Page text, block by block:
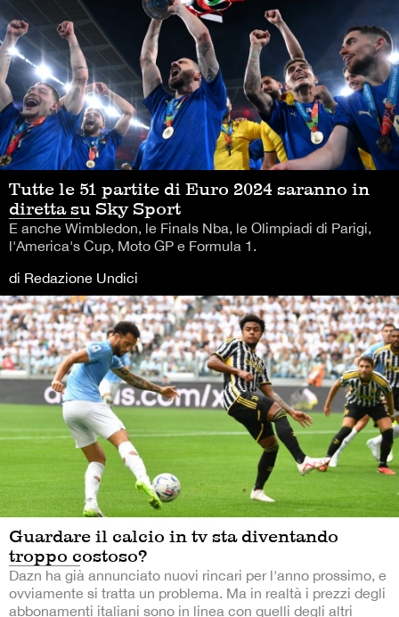
Tutte le 51 partite di Euro 2024 saranno in
diretta su Sky Sport
E anche Wimbledon, le Finals Nba, le Olimpiadi di Parigi,
l'America's Cup, Moto GP e Formula 1.
di Redazione Undici
Guardare il calcio in tv sta diventando
troppo costoso?
Dazn ha già annunciato nuovi rincari per l'anno prossimo, e
ovviamente si tratta un problema. Ma in realtà i prezzi degli
abbonamenti italiani sono in linea con quelli degli altri